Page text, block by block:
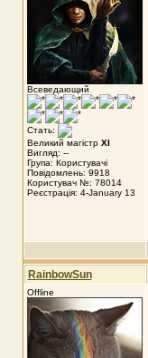
Всеведающий
Стать:
Великий магістр XI
Вигляд: --
Група: Користувачі
Повідомлень: 9918
Користувач №: 78014
Реєстрація: 4-January 13
RainbowSun
Offline